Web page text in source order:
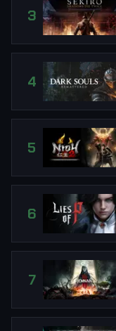
3
4
5
6
7